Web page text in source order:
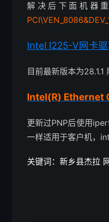
解决后下面机器
Intel I225-V网卡
目前最新版本为28.1.1
Intel(R) Ethernet
更新过PNP后使用
一样适用于客户机，
关键词：新乡县杰拉